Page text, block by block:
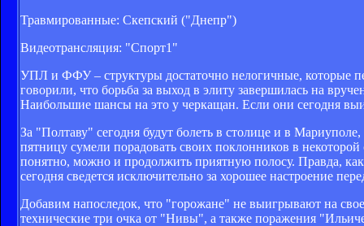
Травмированные: Скепский ("Днепр")
Видеотрансляция: "Спорт1"
УПЛ и ФФУ – структуры достаточно нелогичные, которые
говорили, что борьба за выход в элиту завершилась на
Наибольшие шансы на это у черкащан. Если они сегодня
За "Полтаву" сегодня будут болеть в столице и в
пятницу сумели порадовать своих поклонников в
понятно, можно и продолжить приятную полосу. Правда,
сегодня сведется исключительно за хорошее настроение
Добавим напоследок, что "горожане" не выигрывают на
технические три очка от "Нивы", а также поражения